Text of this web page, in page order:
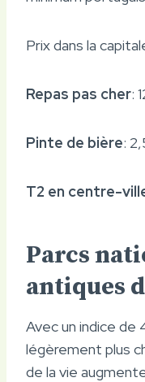
Prix ​​dans la
Repas pas cher:
Pinte de bière:
T2 en centre-
Parcs
antiques
Avec un indice de
légèrement plus
de la vie